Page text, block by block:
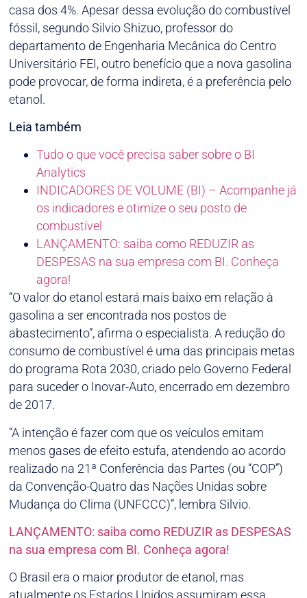
casa dos 4%. Apesar dessa evolução do combustível
fóssil, segundo Silvio Shizuo, professor do
departamento de Engenharia Mecânica do Centro
Universitário FEI, outro benefício que a nova gasolina
pode provocar, de forma indireta, é a preferência pelo
etanol.
Leia também
Tudo o que você precisa saber sobre o BI
Analytics
INDICADORES DE VOLUME (BI) – Acompanhe já
os indicadores e otimize o seu posto de
combustível
LANÇAMENTO: saiba como REDUZIR as
DESPESAS na sua empresa com BI. Conheça
agora!
“O valor do etanol estará mais baixo em relação à
gasolina a ser encontrada nos postos de
abastecimento”, afirma o especialista. A redução do
consumo de combustível é uma das principais metas
do programa Rota 2030, criado pelo Governo Federal
para suceder o Inovar-Auto, encerrado em dezembro
de 2017.
“A intenção é fazer com que os veículos emitam
menos gases de efeito estufa, atendendo ao acordo
realizado na 21ª Conferência das Partes (ou “COP”)
da Convenção-Quatro das Nações Unidas sobre
Mudança do Clima (UNFCCC)”, lembra Silvio.
LANÇAMENTO: saiba como REDUZIR as DESPESAS
na sua empresa com BI. Conheça agora!
O Brasil era o maior produtor de etanol, mas